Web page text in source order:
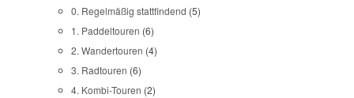
0. Regelmäßig stattfindend (5)
1. Paddeltouren (6)
2. Wandertouren (4)
3. Radtouren (6)
4. Kombi-Touren (2)